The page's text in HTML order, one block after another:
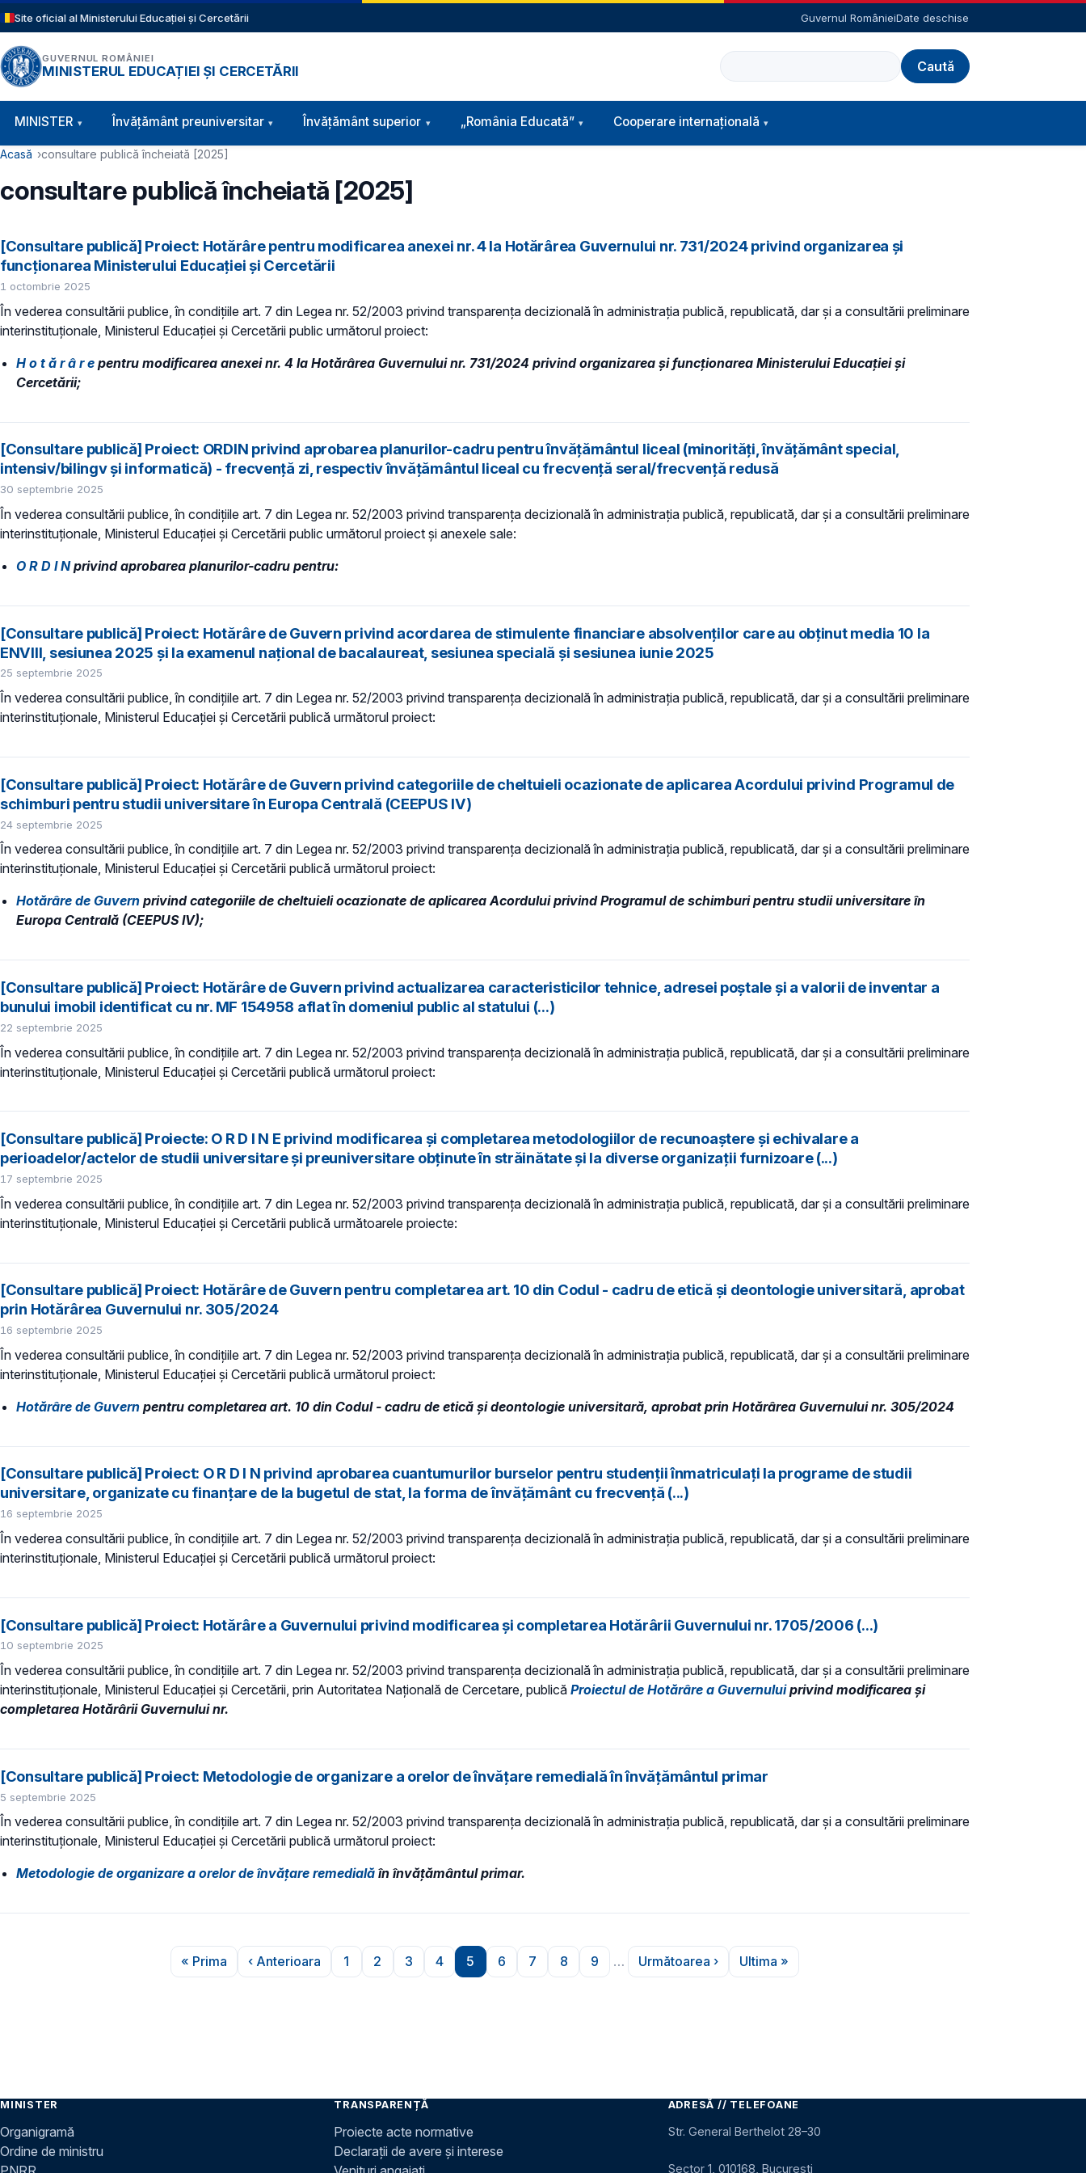
Sari la conținutul principal
Site oficial al Ministerului Educației și Cercetării Guvernul RomânieiDate deschise
GUVERNUL ROMÂNIEI
MINISTERUL EDUCAȚIEI ȘI CERCETĂRII
Caută
Navigație principală
MINISTER Învăţământ preuniversitar Învățământ superior „România Educată” Cooperare internațională
Cale de navigare
Acasă consultare publică încheiată [2025]
consultare publică încheiată [2025]
[Consultare publică] Proiect: Hotărâre pentru modificarea anexei nr. 4 la Hotărârea Guvernului nr. 731/2024 privind organizarea şi
funcţionarea Ministerului Educaţiei și Cercetării
1 octombrie 2025
În vederea consultării publice, în condiţiile art. 7 din Legea nr. 52/2003 privind transparenţa decizională în administraţia publică, republicată, dar și a consultării preliminare
interinstituționale, Ministerul Educaţiei și Cercetării public următorul proiect:
H o t ă r â r e pentru modificarea anexei nr. 4 la Hotărârea Guvernului nr. 731/2024 privind organizarea şi funcţionarea Ministerului Educaţiei și
Cercetării;
[Consultare publică] Proiect: ORDIN privind aprobarea planurilor-cadru pentru învățământul liceal (minorități, învățământ special,
intensiv/bilingv și informatică) - frecvență zi, respectiv învățământul liceal cu frecvență seral/frecvență redusă
30 septembrie 2025
În vederea consultării publice, în condiţiile art. 7 din Legea nr. 52/2003 privind transparenţa decizională în administraţia publică, republicată, dar și a consultării preliminare
interinstituționale, Ministerul Educaţiei și Cercetării public următorul proiect și anexele sale:
O R D I Nprivind aprobarea planurilor-cadru pentru:
[Consultare publică] Proiect: Hotărâre de Guvern privind acordarea de stimulente financiare absolvenților care au obținut media 10 la
ENVIII, sesiunea 2025 și la examenul național de bacalaureat, sesiunea specială și sesiunea iunie 2025
25 septembrie 2025
În vederea consultării publice, în condiţiile art. 7 din Legea nr. 52/2003 privind transparenţa decizională în administraţia publică, republicată, dar și a consultării preliminare
interinstituționale, Ministerul Educaţiei și Cercetării publică următorul proiect:
[Consultare publică] Proiect: Hotărâre de Guvern privind categoriile de cheltuieli ocazionate de aplicarea Acordului privind Programul de
schimburi pentru studii universitare în Europa Centrală (CEEPUS IV)
24 septembrie 2025
În vederea consultării publice, în condiţiile art. 7 din Legea nr. 52/2003 privind transparenţa decizională în administraţia publică, republicată, dar și a consultării preliminare
interinstituționale, Ministerul Educaţiei și Cercetării publică următorul proiect:
Hotărâre de Guvern privind categoriile de cheltuieli ocazionate de aplicarea Acordului privind Programul de schimburi pentru studii universitare în
Europa Centrală (CEEPUS IV);
[Consultare publică] Proiect: Hotărâre de Guvern privind actualizarea caracteristicilor tehnice, adresei poștale și a valorii de inventar a
bunului imobil identificat cu nr. MF 154958 aflat în domeniul public al statului (...)
22 septembrie 2025
În vederea consultării publice, în condiţiile art. 7 din Legea nr. 52/2003 privind transparenţa decizională în administraţia publică, republicată, dar și a consultării preliminare
interinstituționale, Ministerul Educaţiei și Cercetării publică următorul proiect:
[Consultare publică] Proiecte: O R D I N E privind modificarea și completarea metodologiilor de recunoaștere și echivalare a
perioadelor/actelor de studii universitare și preuniversitare obținute în străinătate și la diverse organizații furnizoare (...)
17 septembrie 2025
În vederea consultării publice, în condiţiile art. 7 din Legea nr. 52/2003 privind transparenţa decizională în administraţia publică, republicată, dar și a consultării preliminare
interinstituționale, Ministerul Educaţiei și Cercetării publică următoarele proiecte:
[Consultare publică] Proiect: Hotărâre de Guvern pentru completarea art. 10 din Codul - cadru de etică şi deontologie universitară, aprobat
prin Hotărârea Guvernului nr. 305/2024
16 septembrie 2025
În vederea consultării publice, în condiţiile art. 7 din Legea nr. 52/2003 privind transparenţa decizională în administraţia publică, republicată, dar și a consultării preliminare
interinstituționale, Ministerul Educaţiei și Cercetării publică următorul proiect:
Hotărâre de Guvern pentru completarea art. 10 din Codul - cadru de etică şi deontologie universitară, aprobat prin Hotărârea Guvernului nr. 305/2024
[Consultare publică] Proiect: O R D I N privind aprobarea cuantumurilor burselor pentru studenții înmatriculați la programe de studii
universitare, organizate cu finanțare de la bugetul de stat, la forma de învățământ cu frecvență (...)
16 septembrie 2025
În vederea consultării publice, în condiţiile art. 7 din Legea nr. 52/2003 privind transparenţa decizională în administraţia publică, republicată, dar și a consultării preliminare
interinstituționale, Ministerul Educaţiei și Cercetării publică următorul proiect:
[Consultare publică] Proiect: Hotărâre a Guvernului privind modificarea și completarea Hotărârii Guvernului nr. 1705/2006 (...)
10 septembrie 2025
În vederea consultării publice, în condiţiile art. 7 din Legea nr. 52/2003 privind transparenţa decizională în administraţia publică, republicată, dar și a consultării preliminare
interinstituționale, Ministerul Educaţiei și Cercetării, prin Autoritatea Națională de Cercetare, publică Proiectul de Hotărâre a Guvernuluiprivind modificarea și
completarea Hotărârii Guvernului nr.
[Consultare publică] Proiect: Metodologie de organizare a orelor de învăţare remedială în învățământul primar
5 septembrie 2025
În vederea consultării publice, în condiţiile art. 7 din Legea nr. 52/2003 privind transparenţa decizională în administraţia publică, republicată, dar și a consultării preliminare
interinstituționale, Ministerul Educaţiei și Cercetării publică următorul proiect:
Metodologie de organizare a orelor de învăţare remedială în învățământul primar.
Prima pagină
« Prima
Pagina anterioară
‹ Anterioara
Pagina
1
Pagina
2
Pagina
3
Pagina
4
Pagina
5
Pagina
6
Pagina
7
Pagina
8
Pagina
9 …
Pagina următoare
Următoarea ›
Ultima pagină
Ultima »
MINISTER
Organigramă
Ordine de ministru
TRANSPARENȚĂ
Proiecte acte normative
Declarații de avere și interese
ADRESĂ // TELEFOANE
Str. General Berthelot 28–30
Sector 1, 010168, București